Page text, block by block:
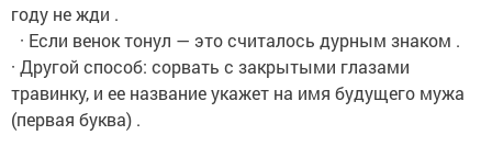
году не жди .
· Если венок тонул — это считалось дурным знаком .
· Другой способ: сорвать с закрытыми глазами
травинку, и ее название укажет на имя будущего мужа
(первая буква) .